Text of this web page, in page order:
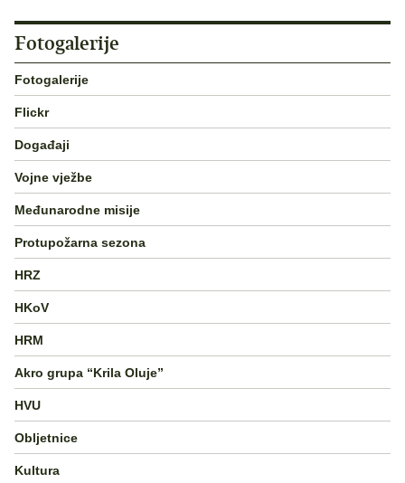
Fotogalerije
Fotogalerije
Flickr
Događaji
Vojne vježbe
Međunarodne misije
Protupožarna sezona
HRZ
HKoV
HRM
Akro grupa “Krila Oluje”
HVU
Obljetnice
Kultura